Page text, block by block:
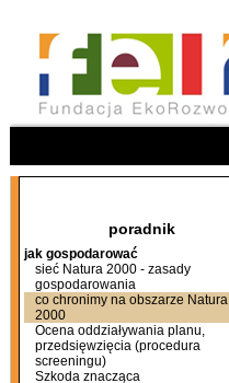
poradnik
jak gospodarować
sieć Natura 2000 - zasady
gospodarowania
co chronimy na obszarze Natura
2000
Ocena oddziaływania planu,
przedsięwzięcia (procedura
screeningu)
Szkoda znacząca